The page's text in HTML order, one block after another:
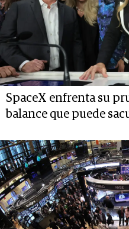
SpaceX enfrenta su
balance que puede